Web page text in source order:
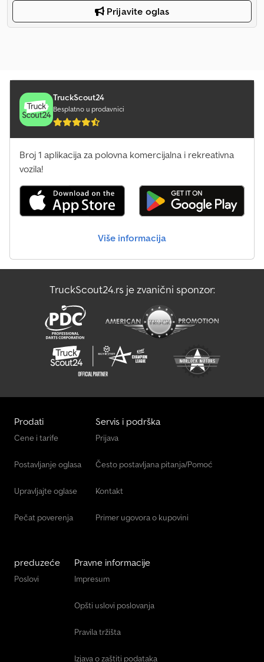
Prijavite oglas
TruckScout24
Besplatno u prodavnici
Broj 1 aplikacija za polovna komercijalna i rekreativna
vozila!
Više informacija
TruckScout24.rs je zvanični sponzor:
Prodati
Cene i tarife
Postavljanje oglasa
Upravljajte oglase
Pečat poverenja
Servis i podrška
Prijava
Često postavljana pitanja/Pomoć
Kontakt
Primer ugovora o kupovini
preduzeće
Poslovi
Pravne informacije
Impresum
Opšti uslovi poslovanja
Pravila tržišta
Izjava o zaštiti podataka